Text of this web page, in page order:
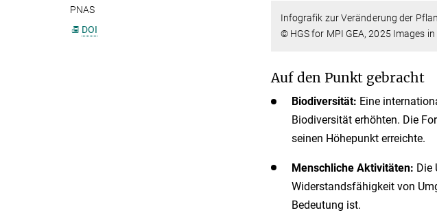
Infografik zur Veränderung der
© HGS for MPI GEA, 2025 Images
Auf den Punkt gebracht
Biodiversität: Eine
Biodiversität erhöhten. Die
seinen Höhepunkt erreichte.
Menschliche Aktivitäten: Die
Widerstandsfähigkeit von
Bedeutung ist.
PNAS
DOI